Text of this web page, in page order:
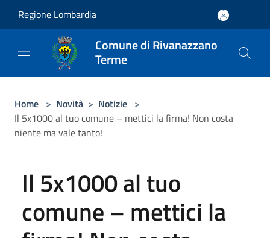
Regione Lombardia
Comune di Rivanazzano
Terme
Home > Novità > Notizie >
Il 5x1000 al tuo comune – mettici la firma! Non costa
niente ma vale tanto!
Il 5x1000 al tuo
comune – mettici la